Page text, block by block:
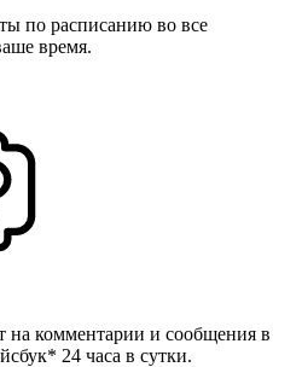
по расписанию во все
время.
на комментарии и сообщения в
24 часа в сутки.